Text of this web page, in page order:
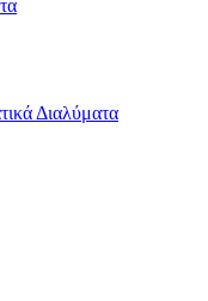
Διαλύματα